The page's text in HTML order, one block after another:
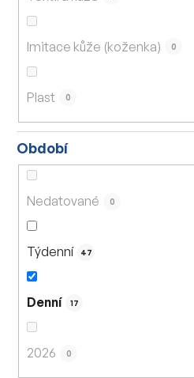
Imitace kůže (koženka) 0
Plast 0
Období
Nedatované 0
Týdenní 47
Denní 17
2026 0